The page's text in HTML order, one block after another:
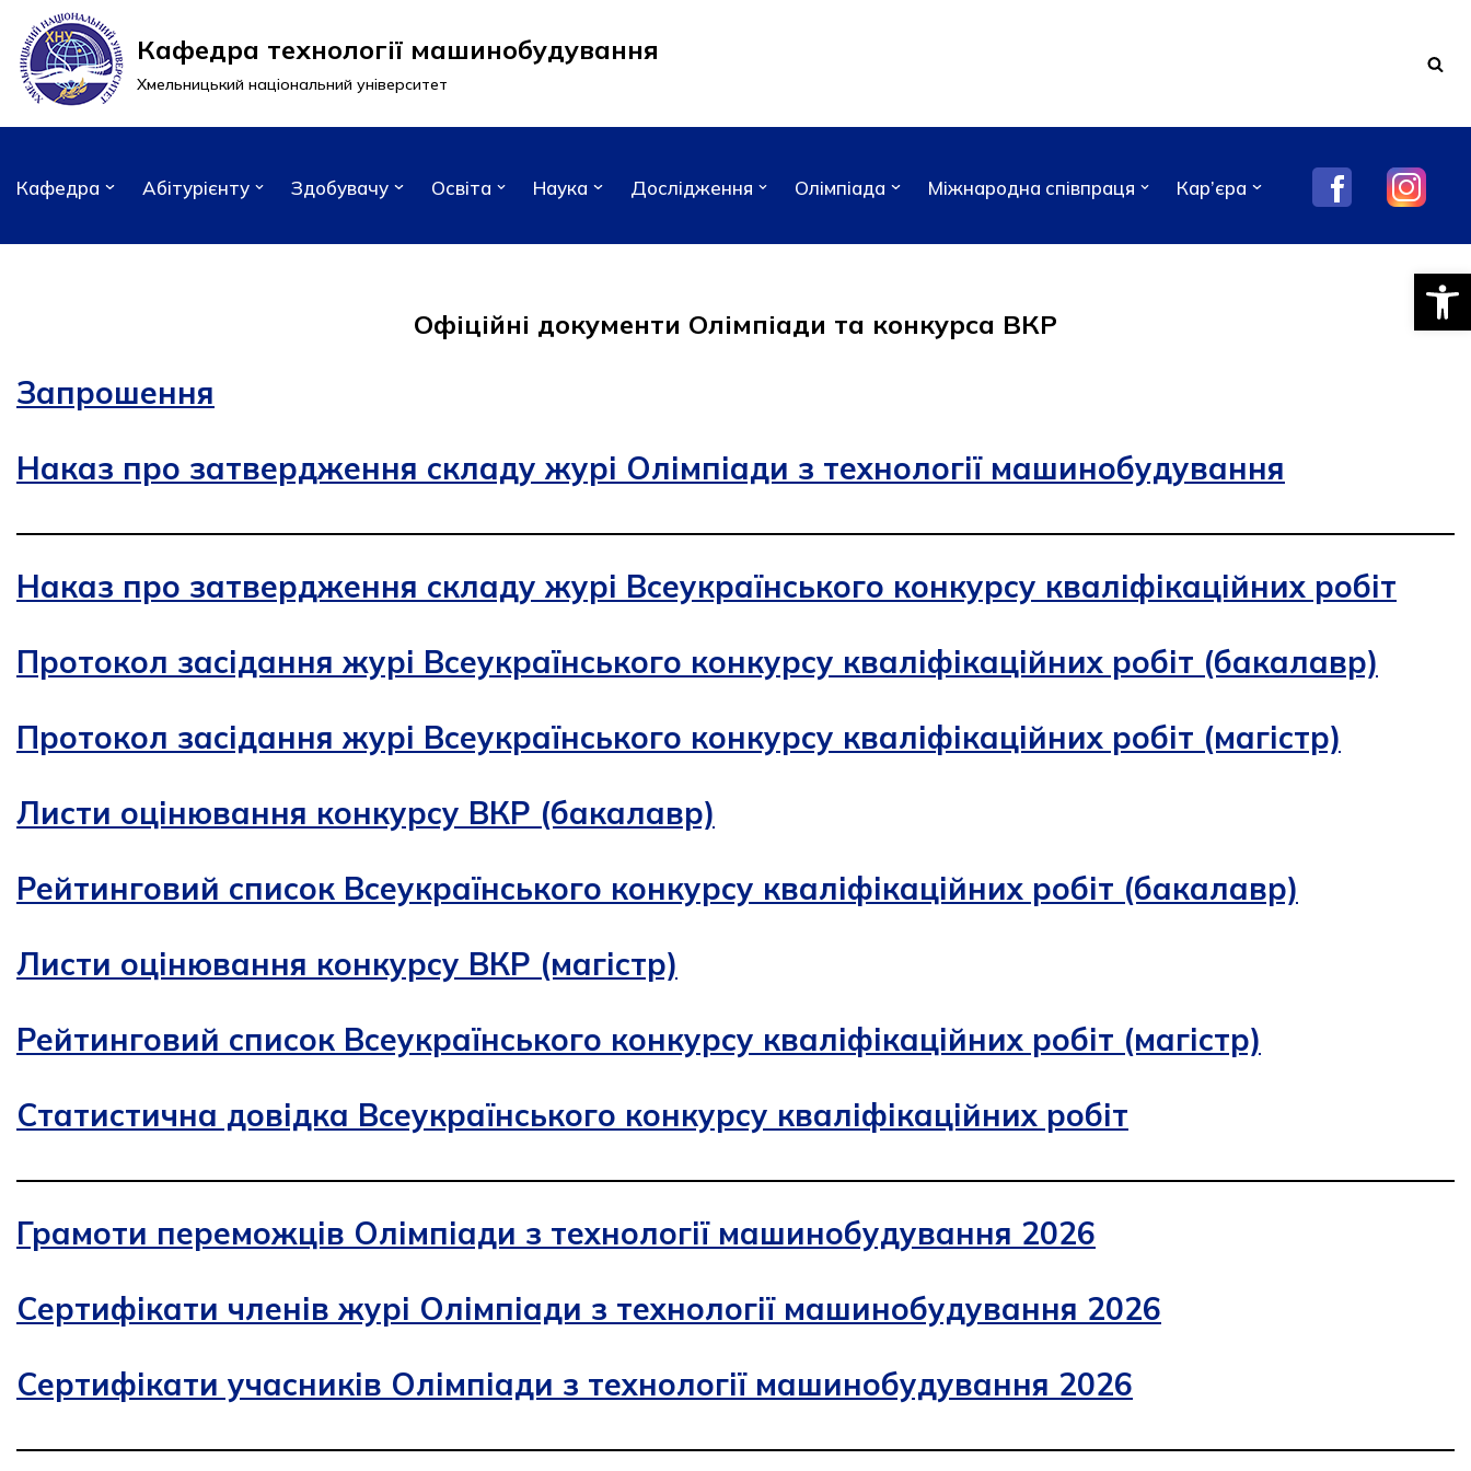
Перейти
до
Кафедра технології машинобудування
Хмельницький національний університет
Кафедра Абітурієнту Здобувачу Освіта Наука Дослідження Олімпіада Міжнародна співпраця Кар’єра
Офіційні документи Олімпіади та конкурса ВКР
Запрошення
Наказ про затвердження складу журі Олімпіади з технології машинобудування
Наказ про затвердження складу журі Всеукраїнського конкурсу кваліфікаційних робіт
Протокол засідання журі Всеукраїнського конкурсу кваліфікаційних робіт (бакалавр)
Протокол засідання журі Всеукраїнського конкурсу кваліфікаційних робіт (магістр)
Листи оцінювання конкурсу ВКР (бакалавр)
Рейтинговий список Всеукраїнського конкурсу кваліфікаційних робіт (бакалавр)
Листи оцінювання конкурсу ВКР (магістр)
Рейтинговий список Всеукраїнського конкурсу кваліфікаційних робіт (магістр)
Статистична довідка Всеукраїнського конкурсу кваліфікаційних робіт
Грамоти переможців Олімпіади з технології машинобудування 2026
Сертифікати членів журі Олімпіади з технології машинобудування 2026
Сертифікати учасників Олімпіади з технології машинобудування 2026